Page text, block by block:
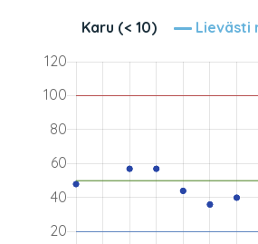
Karu (< 10) Lievästi